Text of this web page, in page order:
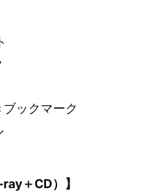
ックマーク
＋CD）】